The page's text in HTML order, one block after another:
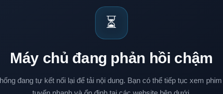
⏳
Máy chủ đang phản hồi chậm
đang tự kết nối lại để tải nội dung. Bạn có thể tiếp tục xem